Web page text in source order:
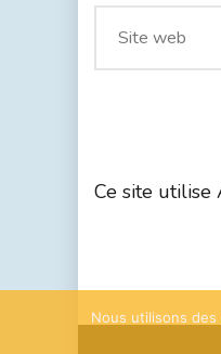
Ce site utilise
Nous utilisons